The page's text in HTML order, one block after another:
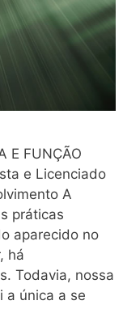
E FUNÇÃO
e Licenciado
A
práticas
aparecido no
há
Todavia, nossa
a única a se